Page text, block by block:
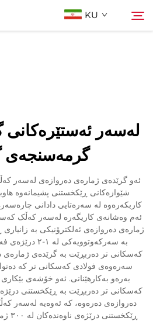
KU
لەسەر ئەستێرەکانی
ئەو گرێدەی ژمارەی دەروازەی لەسەر
شێوازەکانی ڕێکخستنی پشیمانەوە
کاربکەرەوە لە سەرەتایی دادانی
ئەم وەشانەی کاریگەرە لەسەر کەڵک
ژمارەی دەروازەی ئەلکترۆنیکی بە
بە
کەسکانی تر دەربڕێت بە گرێدەی
سەرەوەی فولادی کەسکانی تر کە
دەروازەی دەرەوە، کە ئەوەیە لەسەر